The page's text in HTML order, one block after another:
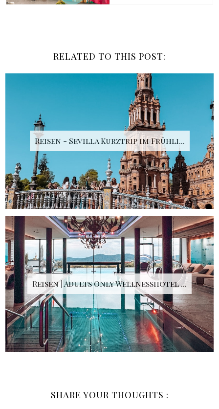
RELATED TO THIS POST:
Reisen - Sevilla Kurztrip im Frühli...
Reisen | Adults Only Wellnesshotel ...
SHARE YOUR THOUGHTS :